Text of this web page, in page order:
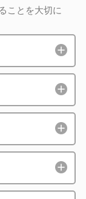
ことを大切に